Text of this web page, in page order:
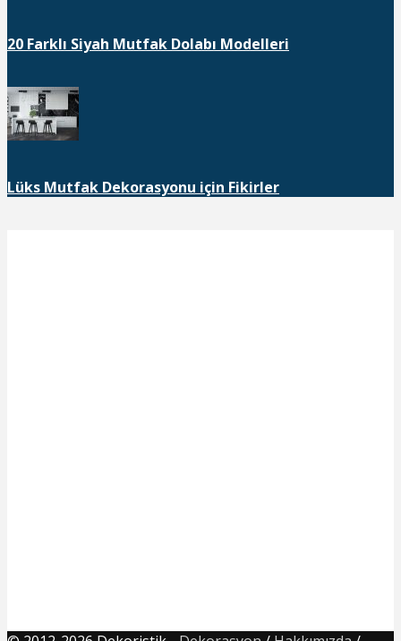
20 Farklı Siyah Mutfak Dolabı Modelleri
Lüks Mutfak Dekorasyonu için Fikirler